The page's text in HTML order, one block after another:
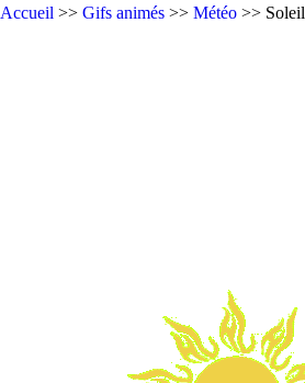
Accueil >> Gifs animés >> Météo >> Soleil